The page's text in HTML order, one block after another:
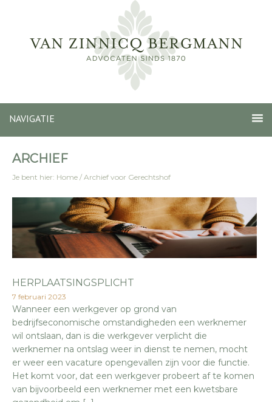
NAVIGATIE
ARCHIEF
Je bent hier: Home / Archief voor Gerechtshof
HERPLAATSINGSPLICHT
7 februari 2023
Wanneer een werkgever op grond van
bedrijfseconomische omstandigheden een werknemer
wil ontslaan, dan is die werkgever verplicht die
werknemer na ontslag weer in dienst te nemen, mocht
er weer een vacature opengevallen zijn voor die functie.
Het komt voor, dat een werkgever probeert af te komen
van bijvoorbeeld een werknemer met een kwetsbare